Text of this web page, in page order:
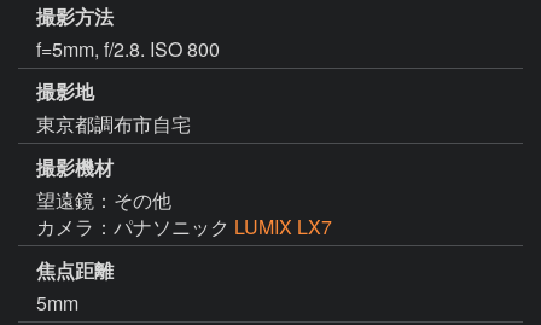
撮影方法
f=5mm, f/2.8. ISO 800
撮影地
東京都調布市自宅
撮影機材
望遠鏡：その他
カメラ：パナソニック LUMIX LX7
焦点距離
5mm